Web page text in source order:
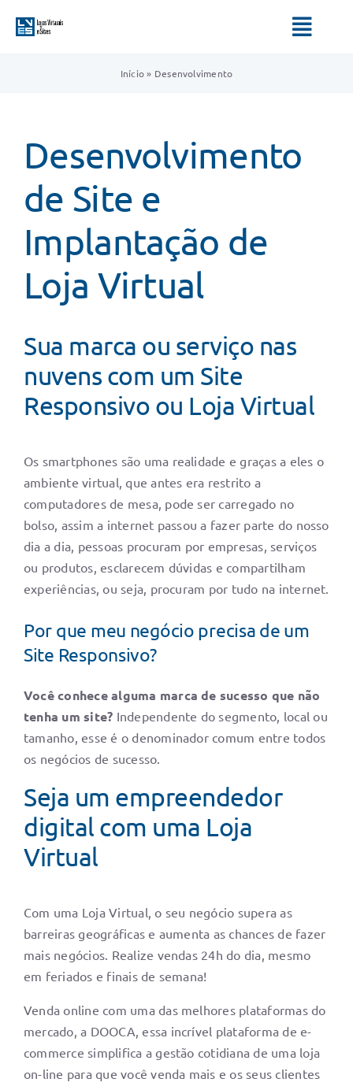
para
Início» Desenvolvimento
Desenvolvimento
de Site e
Implantação de
Loja Virtual
Sua marca ou serviço nas
nuvens com um Site
Responsivo ou Loja Virtual
Os smartphones são uma realidade e graças a eles o
ambiente virtual, que antes era restrito a
computadores de mesa, pode ser carregado no
bolso, assim a internet passou a fazer parte do nosso
dia a dia, pessoas procuram por empresas, serviços
ou produtos, esclarecem dúvidas e compartilham
experiências, ou seja, procuram por tudo na internet.
Por que meu negócio precisa de um
Site Responsivo?
Você conhece alguma marca de sucesso que não
tenha um site? Independente do segmento, local ou
tamanho, esse é o denominador comum entre todos
os negócios de sucesso.
Seja um empreendedor
digital com uma Loja
Virtual
Com uma Loja Virtual, o seu negócio supera as
barreiras geográficas e aumenta as chances de fazer
mais negócios. Realize vendas 24h do dia, mesmo
em feriados e finais de semana!
Venda online com uma das melhores plataformas do
mercado, a DOOCA, essa incrível plataforma de e-
commerce simplifica a gestão cotidiana de uma loja
on-line para que você venda mais e os seus clientes